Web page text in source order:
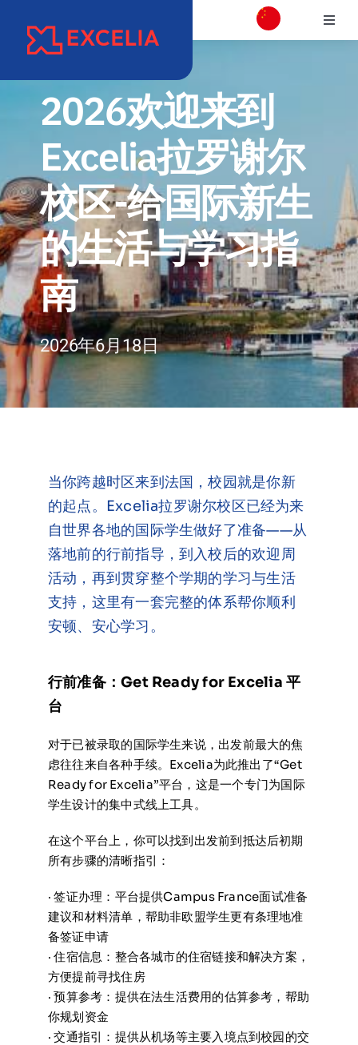
切
换
校区介绍
学院
项目专业介绍
国际交流合作
职业发展和校友会
在线申请与咨询
联系我们
2026欢迎来到
Excelia拉罗谢尔
校区-给国际新生
的生活与学习指
南
2026年6月18日
当你跨越时区来到法国，校园就是你新
的起点。Excelia拉罗谢尔校区已经为来
自世界各地的国际学生做好了准备——从
落地前的行前指导，到入校后的欢迎周
活动，再到贯穿整个学期的学习与生活
支持，这里有一套完整的体系帮你顺利
安顿、安心学习。
行前准备：Get Ready for Excelia 平
台
对于已被录取的国际学生来说，出发前最大的焦
虑往往来自各种手续。Excelia为此推出了“Get
Ready for Excelia”平台，这是一个专门为国际
学生设计的集中式线上工具。
在这个平台上，你可以找到出发前到抵达后初期
所有步骤的清晰指引：
· 签证办理：平台提供Campus France面试准备
建议和材料清单，帮助非欧盟学生更有条理地准
备签证申请
· 住宿信息：整合各城市的住宿链接和解决方案，
方便提前寻找住房
· 预算参考：提供在法生活费用的估算参考，帮助
你规划资金
· 交通指引：提供从机场等主要入境点到校园的交